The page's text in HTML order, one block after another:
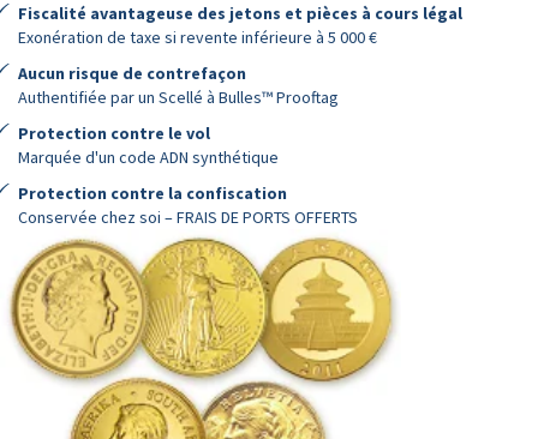
Fiscalité avantageuse des jetons et pièces à cours légal
Exonération de taxe si revente inférieure à 5 000 €
Aucun risque de contrefaçon
Authentifiée par un Scellé à Bulles™ Prooftag
Protection contre le vol
Marquée d'un code ADN synthétique
Protection contre la confiscation
Conservée chez soi – FRAIS DE PORTS OFFERTS